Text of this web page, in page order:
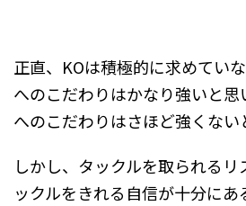
正直、KOは積極的に求めてい
へのこだわりはかなり強いと思
へのこだわりはさほど強くない
しかし、タックルを取られる
ックルをきれる自信が十分に